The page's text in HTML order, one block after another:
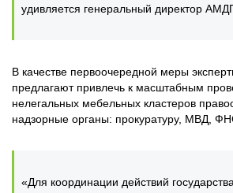
удивляется генеральный директор
В качестве первоочередной меры
предлагают привлечь к масштабным
нелегальных мебельных кластеров
надзорные органы: прокуратуру, МВД,
«Для координации действий